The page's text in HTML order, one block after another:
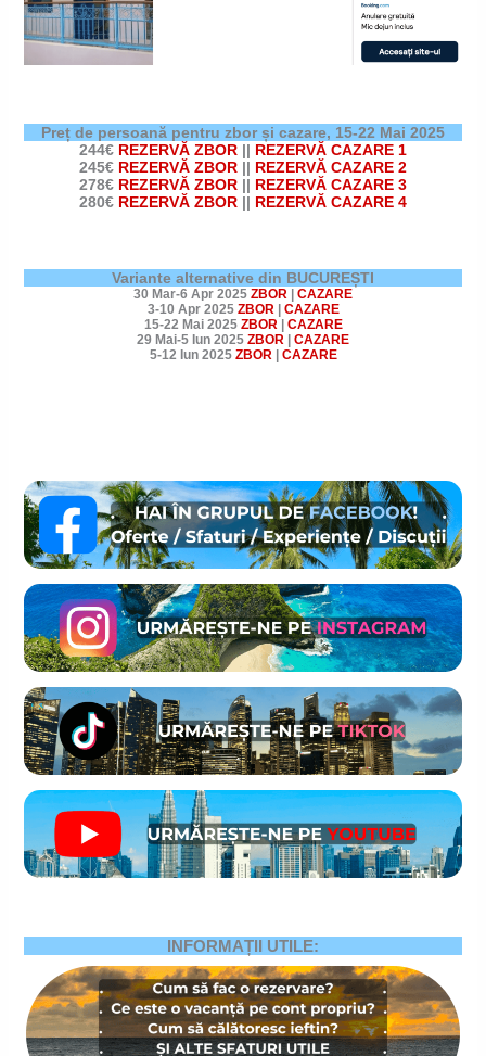
Preț de persoană pentru zbor și cazare, 15-22 Mai 2025
244€ REZERVĂ ZBOR || REZERVĂ CAZARE 1
245€ REZERVĂ ZBOR || REZERVĂ CAZARE 2
278€ REZERVĂ ZBOR || REZERVĂ CAZARE 3
280€ REZERVĂ ZBOR || REZERVĂ CAZARE 4
Variante alternative din BUCUREȘTI
30 Mar-6 Apr 2025 ZBOR
CAZARE
3-10 Apr 2025 ZBOR|
CAZARE
15-22 Mai 2025 ZBOR| CAZARE
29 Mai-5 Iun 2025 ZBOR
CAZARE
5-12 Iun 2025 ZBOR| CAZARE
INFORMAȚII UTILE: